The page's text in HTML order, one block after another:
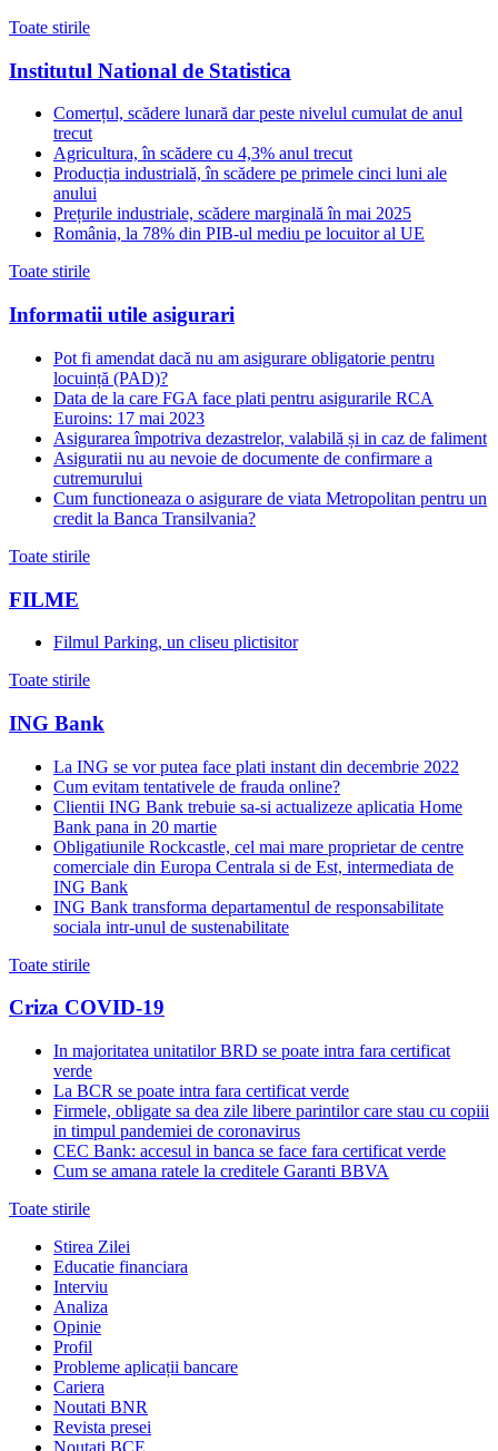
Toate stirile
Institutul National de Statistica
Comerțul, scădere lunară dar peste nivelul cumulat de anul
trecut
Agricultura, în scădere cu 4,3% anul trecut
Producția industrială, în scădere pe primele cinci luni ale
anului
Prețurile industriale, scădere marginală în mai 2025
România, la 78% din PIB-ul mediu pe locuitor al UE
Toate stirile
Informatii utile asigurari
Pot fi amendat dacă nu am asigurare obligatorie pentru
locuință (PAD)?
Data de la care FGA face plati pentru asigurarile RCA
Euroins: 17 mai 2023
Asigurarea împotriva dezastrelor, valabilă și in caz de faliment
Asiguratii nu au nevoie de documente de confirmare a
cutremurului
Cum functioneaza o asigurare de viata Metropolitan pentru un
credit la Banca Transilvania?
Toate stirile
FILME
Filmul Parking, un cliseu plictisitor
Toate stirile
ING Bank
La ING se vor putea face plati instant din decembrie 2022
Cum evitam tentativele de frauda online?
Clientii ING Bank trebuie sa-si actualizeze aplicatia Home
Bank pana in 20 martie
Obligatiunile Rockcastle, cel mai mare proprietar de centre
comerciale din Europa Centrala si de Est, intermediata de
ING Bank
ING Bank transforma departamentul de responsabilitate
sociala intr-unul de sustenabilitate
Toate stirile
Criza COVID-19
In majoritatea unitatilor BRD se poate intra fara certificat
verde
La BCR se poate intra fara certificat verde
Firmele, obligate sa dea zile libere parintilor care stau cu copiii
in timpul pandemiei de coronavirus
CEC Bank: accesul in banca se face fara certificat verde
Cum se amana ratele la creditele Garanti BBVA
Toate stirile
Stirea Zilei
Educatie financiara
Interviu
Analiza
Opinie
Profil
Probleme aplicații bancare
Cariera
Noutati BNR
Revista presei